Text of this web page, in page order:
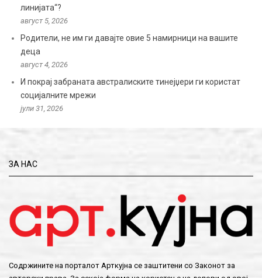
линијата“?
август 5, 2026
Родители, не им ги давајте овие 5 намирници на вашите
деца
август 4, 2026
И покрај забраната австралиските тинејџери ги користат
социјалните мрежи
јули 31, 2026
ЗА НАС
Содржините на порталот Арткујна се заштитени со Законот за